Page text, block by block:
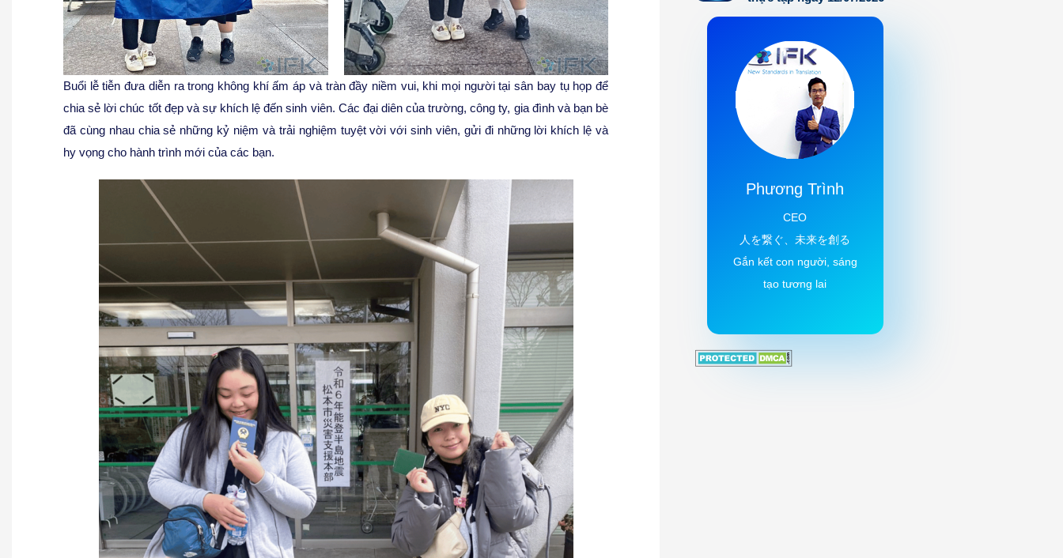
Buổi lễ tiễn đưa diễn ra trong không khí ấm áp và tràn đầy niềm vui, khi mọi người tại sân bay tụ họp để
chia sẻ lời chúc tốt đẹp và sự khích lệ đến sinh viên. Các đại diên của trường, công ty, gia đình và bạn bè
đã cùng nhau chia sẻ những kỷ niệm và trải nghiệm tuyệt vời với sinh viên, gửi đi những lời khích lệ và
hy vọng cho hành trình mới của các bạn.
Phương Trình
CEO
人を繋ぐ、未来を創る
Gắn kết con người, sáng
tạo tương lai